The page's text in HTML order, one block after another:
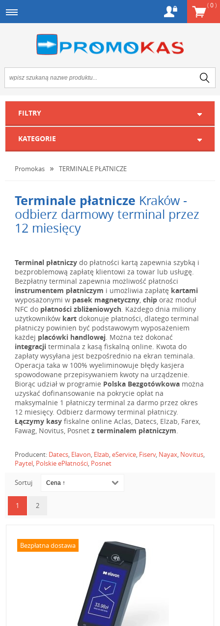
(0)
FILTRY
KATEGORIE
Promokas TERMINALE PŁATNICZE
Terminale płatnicze Kraków -
odbierz darmowy terminal przez
12 miesięcy
Terminal płatniczy do płatności kartą zapewnia szybką i
bezproblemową zapłatę klientowi za towar lub usługę.
Bezpłatny terminal zapewnia możliwość płatności
instrumentem płatniczym i umożliwia zapłatę kartami
wyposażonymi w pasek magnetyczny, chip oraz moduł
NFC do płatności zbliżeniowych. Każdego dnia miliony
użytkowników kart dokonuje płatności, dlatego terminal
płatniczy powinien być podstawowym wyposażeniem
każdej placówki handlowej. Można też dokonać
integracji terminala z kasą fiskalną online. Kwota do
zapłaty wysyłana jest bezpośrednio na ekran teminala.
Operacja taka w 100% wyeliminowuje błędy kasjera
spowodowane przepisywaniem kwoty na urządzenie.
Biorąc udział w programie Polska Bezgotówkowa można
uzyskać dofinansowanie na pokrycie opłat na
maksymalnie 1 płatniczy terminal za darmo przez okres
12 miesięcy. Odbierz darmowy terminal płatniczy.
Łączymy kasy fiskalne online Aclas, Datecs, Elzab, Farex,
Fawag, Novitus, Posnet z terminalem płatniczym.
Producent: Datecs, Elavon, Elzab,eService, Fiserv, Nayax, Novitus,
Paytel, Polskie ePłatności, Posnet
Sortuj
1 2
Bezpłatna dostawa